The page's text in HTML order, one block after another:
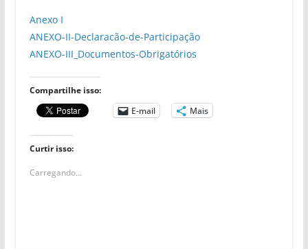
Anexo I
ANEXO-II-Declaracão-de-Participação
ANEXO-III_Documentos-Obrigatórios
Compartilhe isso:
E-mail
Mais
Curtir isso:
Carregando...